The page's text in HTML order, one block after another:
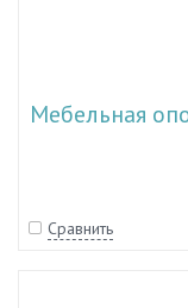
Мебельная
Сравнить